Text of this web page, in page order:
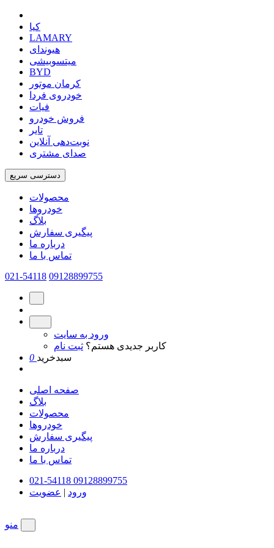
کیا
LAMARY
هیوندای
میتسوبیشی
BYD
کرمان موتور
خودروی فردا
فیات
فروش خودرو
تایر
نوبت‌دهی آنلاین
صدای مشتری
دسترسی سریع
محصولات
خودروها
بلاگ
پیگیری سفارش
درباره ما
تماس با ما
021-54118 09128899755
ورود به سایت
کاربر جدیدی هستم؟ ثبت نام
0 سبدخرید
صفحه اصلی
بلاگ
محصولات
خودروها
پیگیری سفارش
درباره ما
تماس با ما
021-54118 09128899755
ورود
عضویت
منو